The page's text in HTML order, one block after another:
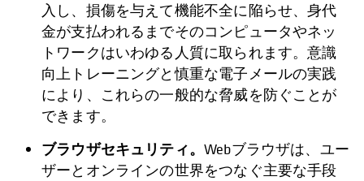
入し、損傷を与えて機能不全に陥らせ、身代
金が支払われるまでそのコンピュータやネッ
トワークはいわゆる人質に取られます。意識
向上トレーニングと慎重な電子メールの実践
により、これらの一般的な脅威を防ぐことが
できます。
ブラウザセキュリティ。 Webブラウザは、ユー
ザーとオンラインの世界をつなぐ主要な手段